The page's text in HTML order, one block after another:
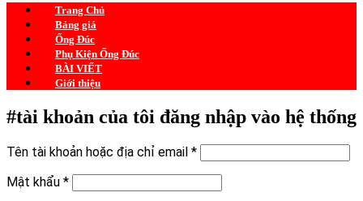
Trang Chủ
Bảng giá
Ống Đúc
Phụ Kiện Ống Đúc
BÀI VIẾT
Giới thiệu
#tài khoản của tôi đăng nhập vào hệ thống
Tên tài khoản hoặc địa chỉ email *
Mật khẩu *